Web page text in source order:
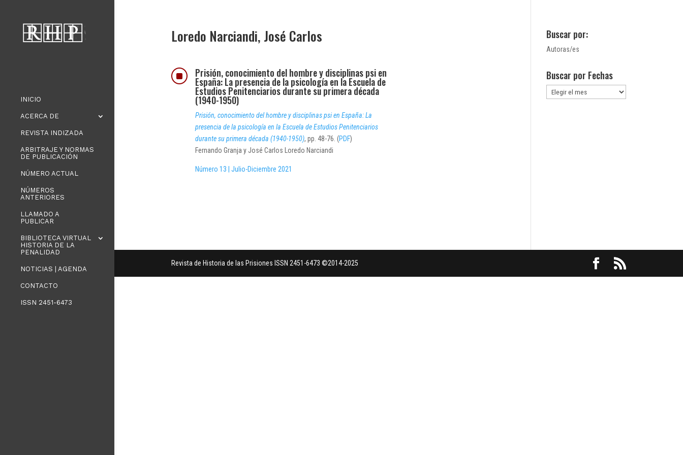
INICIO
ACERCA DE
REVISTA INDIZADA
ARBITRAJE Y NORMAS
DE PUBLICACIÓN
NÚMERO ACTUAL
NÚMEROS
ANTERIORES
LLAMADO A
PUBLICAR
BIBLIOTECA VIRTUAL
HISTORIA DE LA
PENALIDAD
NOTICIAS | AGENDA
CONTACTO
ISSN 2451-6473
Loredo Narciandi, José Carlos
] Prisión, conocimiento del hombre y disciplinas psi en
España: La presencia de la psicología en la Escuela de
Estudios Penitenciarios durante su primera década
(1940-1950)
Prisión, conocimiento del hombre y disciplinas psi en España: La
presencia de la psicología en la Escuela de Estudios Penitenciarios
durante su primera década (1940-1950), pp. 48-76. (PDF)
Fernando Granja y José Carlos Loredo Narciandi
Número 13 | Julio-Diciembre 2021
Buscar por:
Autoras/es
Buscar por Fechas
Buscar
por
Revista de Historia de las Prisiones ISSN 2451-6473 ©2014-2025